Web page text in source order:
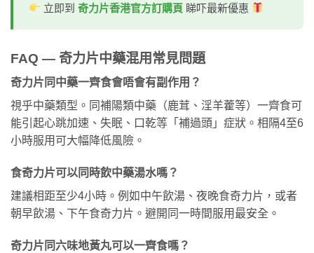
立即到奇力片香港官方訂購頁 睇吓最新優惠
FAQ — 奇力片中藥混用常見問題
奇力片同中藥一齊食會唔會有副作用？
視乎中藥類型。同補陽類中藥（鹿茸、淫羊藿等）一齊食可
能引起心跳加速、失眠、口乾等「補過頭」症狀。相隔4至6
小時服用可大幅降低風險。
食奇力片可以同時飲中藥湯水嗎？
建議相距至少4小時。例如中午飲湯、夜晚食奇力片，或者
朝早飲湯、下午食奇力片。避開同一時間服用最安全。
奇力片同六味地黃丸可以一齊食嗎？